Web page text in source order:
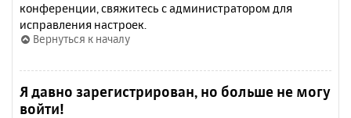
конференции, свяжитесь с администратором для
исправления настроек.
Вернуться к началу
Я давно зарегистрирован, но больше не могу
войти!